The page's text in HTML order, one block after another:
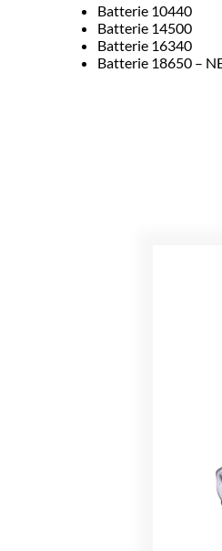
Batterie 10440
Batterie 14500
Batterie 16340
Batterie 18650 –